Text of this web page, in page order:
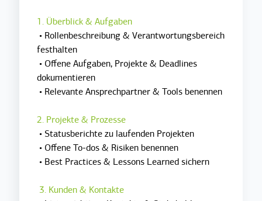
1. Überblick & Aufgaben
• Rollenbeschreibung & Verantwortungsbereich
festhalten
• Offene Aufgaben, Projekte & Deadlines
dokumentieren
• Relevante Ansprechpartner & Tools benennen
2. Projekte & Prozesse
• Statusberichte zu laufenden Projekten
• Offene To-dos & Risiken benennen
• Best Practices & Lessons Learned sichern
3. Kunden & Kontakte